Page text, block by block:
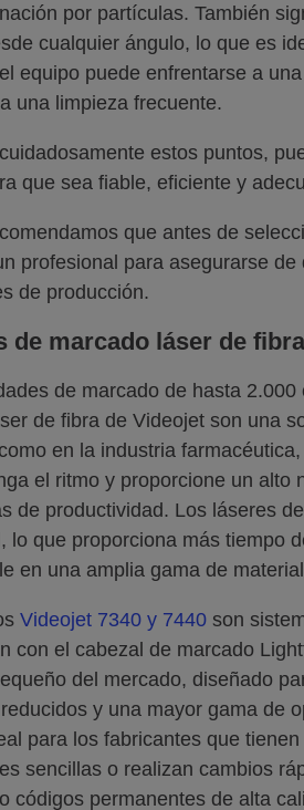
por partículas. También
cualquier ángulo, lo que es
equipo puede enfrentarse a
una limpieza frecuente.
estos puntos,
que sea fiable, eficiente y
que antes de
profesional para asegurarse
de producción.
de marcado láser de
de marcado de hasta
de fibra de Videojet son una
en la industria
el ritmo y proporcione un
de productividad. Los láseres
lo que proporciona más tiempo
en una amplia gama de
Videojet 7340 y 7440 son
con el cabezal de marcado
del mercado, diseñado
y una mayor gama de
para los fabricantes que
sencillas o realizan cambios
códigos permanentes de alta